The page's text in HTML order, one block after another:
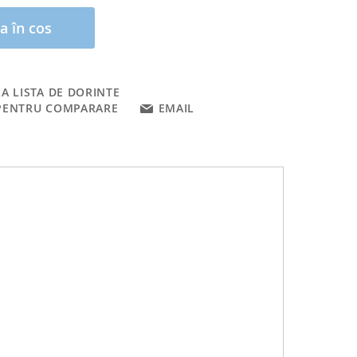
în cos
LISTA DE DORINTE
COMPARARE
EMAIL